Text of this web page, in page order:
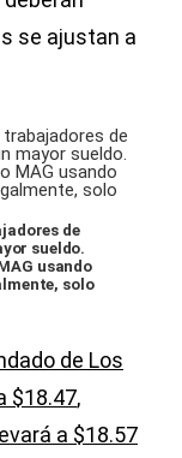
se ajustan a
de
sueldo.
usando
solo
de Los
$18.47,
a $18.57